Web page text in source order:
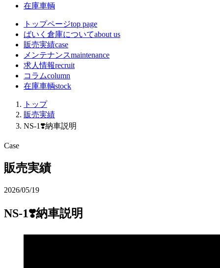
在庫車輌
トップページtop page
ばいく倉庫についてabout us
販売実績case
メンテナンスmaintenance
求人情報recruit
コラムcolumn
在庫車輌stock
トップ
販売実績
NS-1❣️納車説明
Case
販売実績
2026/05/19
NS-1❣️納車説明